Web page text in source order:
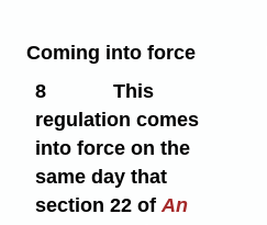
Coming into force
8
This
regulation comes
into force on the
same day that
section 22 ofAn